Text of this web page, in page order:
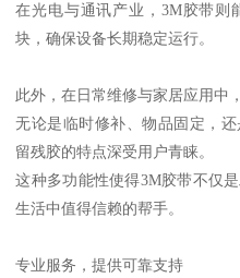
在光电与通讯产业，3M胶带则
块，确保设备长期稳定运行。
此外，在日常维修与家居应用中
无论是临时修补、物品固定，
留残胶的特点深受用户青睐。
这种多功能性使得3M胶带不仅
生活中值得信赖的帮手。
专业服务，提供可靠支持